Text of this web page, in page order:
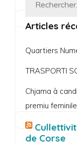
Articles
Quartiers
TRASPORTI
Chjama à
premiu
de Corse